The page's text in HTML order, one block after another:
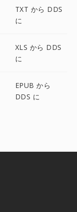
TXT から DDS
に
XLS から DDS
に
EPUB から
DDS に